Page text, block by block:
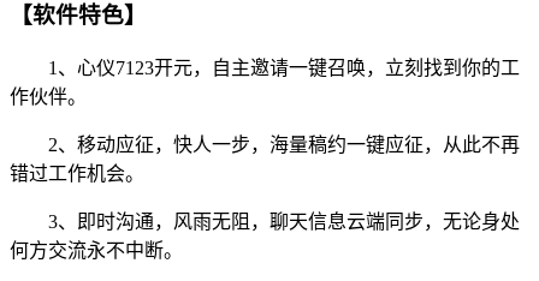
【软件特色】
1、心仪7123开元，自主邀请一键召唤，立刻找到你的工
作伙伴。
2、移动应征，快人一步，海量稿约一键应征，从此不再
错过工作机会。
3、即时沟通，风雨无阻，聊天信息云端同步，无论身处
何方交流永不中断。